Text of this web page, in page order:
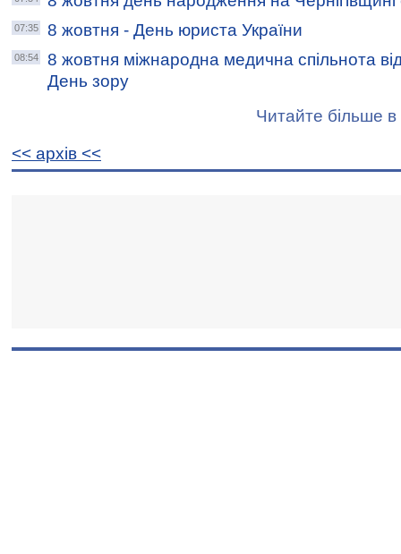
07:35 8 жовтня - День юриста України
08:54
8 жовтня міжнародна медична спільнота
День зору
Читайте більше в
<< архiв <<